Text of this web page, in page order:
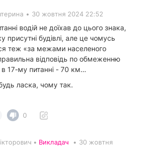
• 30 жовтня 2024 22:52
водій не доїхав до цього знака,
присутні будівлі, але це чомусь
теж «за межами населеного
відповідь по обмеженню
в 17-му питанні - 70 км…
ласка, чому так.
0
• Викладач • 30 жовтня